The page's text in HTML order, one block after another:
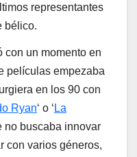
representantes
bélico.
con un momento en
películas empezaba
en los 90 con
Ryan‘ o ‘ La
no buscaba innovar
con varios géneros,